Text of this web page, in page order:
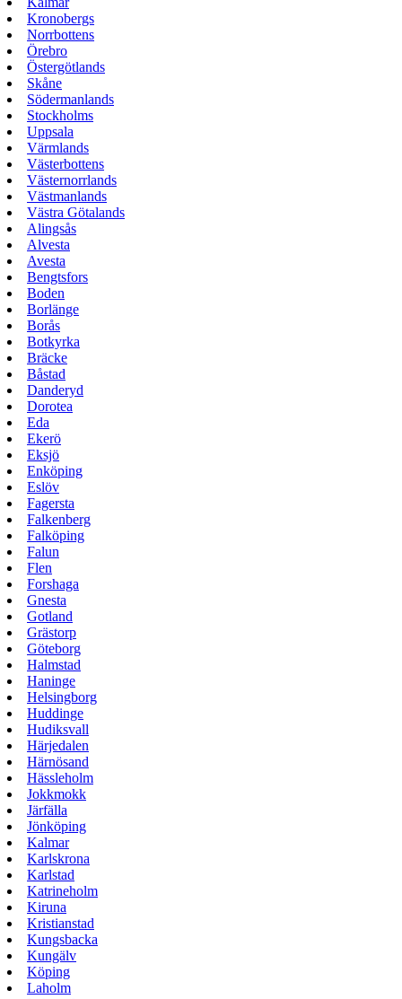
Kronobergs
Norrbottens
Örebro
Östergötlands
Skåne
Södermanlands
Stockholms
Uppsala
Värmlands
Västerbottens
Västernorrlands
Västmanlands
Västra Götalands
Alingsås
Alvesta
Avesta
Bengtsfors
Boden
Borlänge
Borås
Botkyrka
Bräcke
Båstad
Danderyd
Dorotea
Eda
Ekerö
Eksjö
Enköping
Eslöv
Fagersta
Falkenberg
Falköping
Falun
Flen
Forshaga
Gnesta
Gotland
Grästorp
Göteborg
Halmstad
Haninge
Helsingborg
Huddinge
Hudiksvall
Härjedalen
Härnösand
Hässleholm
Jokkmokk
Järfälla
Jönköping
Kalmar
Karlskrona
Karlstad
Katrineholm
Kiruna
Kristianstad
Kungsbacka
Kungälv
Köping
Laholm